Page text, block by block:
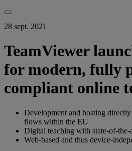
28 sept. 2021
TeamViewer
for modern, fully
compliant online
Development and hosting
flows within the EU
Digital teaching with state-of-the-
Web-based and thus device-